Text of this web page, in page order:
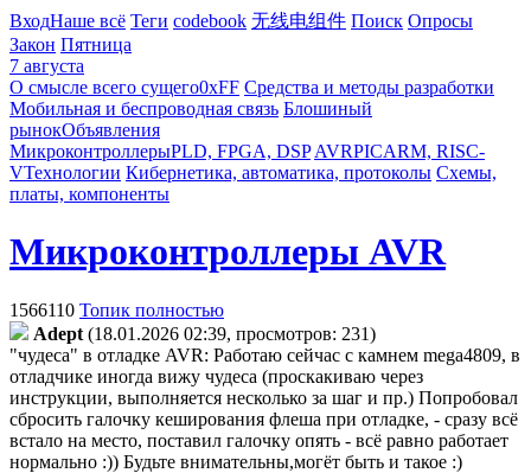
ВходНаше всё Теги codebook 无线电组件 Поиск Опросы
Закон Пятница
7 августа
О смысле всего сущего0xFF Средства и методы разработки
Мобильная и беспроводная связь Блошиный
рынокОбъявления
МикроконтроллерыPLD, FPGA, DSP AVRPICARM, RISC-
VТехнологии Кибернетика, автоматика, протоколы Схемы,
платы, компоненты
Микроконтроллеры AVR
1566110 Топик полностью
Adept (18.01.2026 02:39, просмотров: 231)
"чудеса" в отладке AVR: Работаю сейчас с камнем mega4809, в
отладчике иногда вижу чудеса (проскакиваю через
инструкции, выполняется несколько за шаг и пр.) Попробовал
сбросить галочку кеширования флеша при отладке, - сразу всё
встало на место, поставил галочку опять - всё равно работает
нормально :)) Будьте внимательны,могёт быть и такое :)